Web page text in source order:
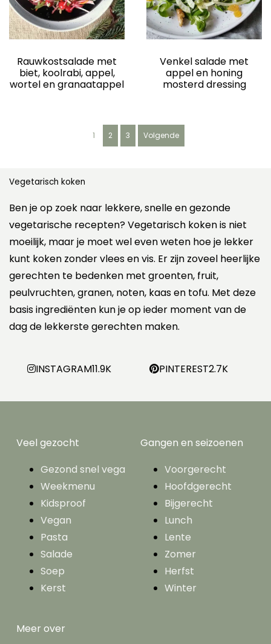
Rauwkostsalade met
biet, koolrabi, appel,
wortel en granaatappel
Venkel salade met
appel en honing
mosterd dressing
e
t
e
n
p
a
g
i
n
e
r
i
1 2 3 Volgende
Vegetarisch koken
Ben je op zoek naar lekkere, snelle en gezonde
vegetarische recepten? Vegetarisch koken is niet
moeilijk, maar je moet wel even weten hoe je lekker
kunt koken zonder vlees en vis. Er zijn zoveel heerlijke
gerechten te bedenken met groenten, fruit,
peulvruchten, granen, noten, kaas en tofu. Met deze
basis ingrediënten kun je op ieder moment van de
dag de lekkerste gerechten maken.
INSTAGRAM11.9K PINTEREST2.7K
Veel gezocht
Gezond snel vega
Weekmenu
Kidsproof
Vegan
Pasta
Salade
Soep
Kerst
Gangen en seizoenen
Voorgerecht
Hoofdgerecht
Bijgerecht
Lunch
Lente
Zomer
Herfst
Winter
Meer over